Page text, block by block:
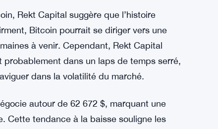
après le halving de 2016, Rekt Capital
des retracements de prix significatifs
Bitcoin avait vu son prix chuter de 11 %,
Rekt Capital suggère que l’histoire